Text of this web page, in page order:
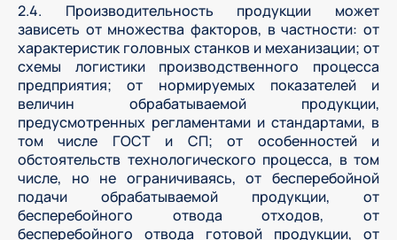
2.4. Производительность продукции может
зависеть от множества факторов, в частности: от
характеристик головных станков и механизации; от
схемы логистики производственного процесса
предприятия; от нормируемых показателей и
величин обрабатываемой продукции,
предусмотренных регламентами и стандартами, в
том числе ГОСТ и СП; от особенностей и
обстоятельств технологического процесса, в том
числе, но не ограничиваясь, от бесперебойной
подачи обрабатываемой продукции, от
бесперебойного отвода отходов, от
бесперебойного отвода готовой продукции, от